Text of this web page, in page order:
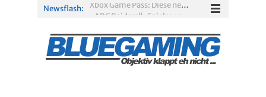
Newsflash:
„ARC Raiders“-Spieler erhalten exklusives Outfit für „The Finals“
PS5-Disc vor dem Aus: Warum der Fan-Protest gegen Sony ins Leere läuft
Solarpunk im Test: Entspannter Aufbau über den Wolken
Xbox Game Pass: Diese neuen Spiele erscheinen im August 2026